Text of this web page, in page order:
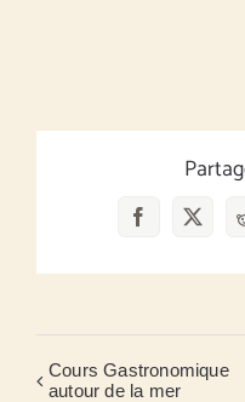
Facebook
X
Cours Gastronomique
autour de la mer